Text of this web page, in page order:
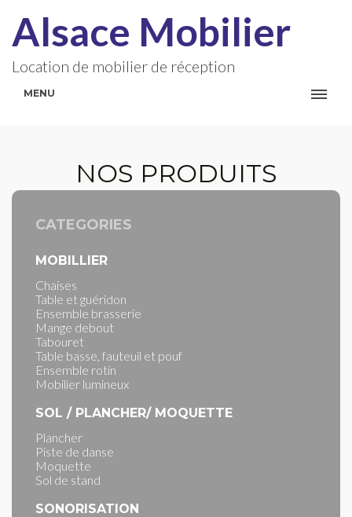
Alsace Mobilier
Location de mobilier de réception
MENU
NOS PRODUITS
CATEGORIES
MOBILLIER
Chaises
Table et guéridon
Ensemble brasserie
Mange debout
Tabouret
Table basse, fauteuil et pouf
Ensemble rotin
Mobilier lumineux
SOL / PLANCHER/ MOQUETTE
Plancher
Piste de danse
Moquette
Sol de stand
SONORISATION